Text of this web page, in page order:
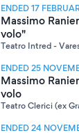
ENDED 17
Massimo
volo"
Teatro Intred -
ENDED 25
Massimo
volo
Teatro Clerici (ex
ENDED 24